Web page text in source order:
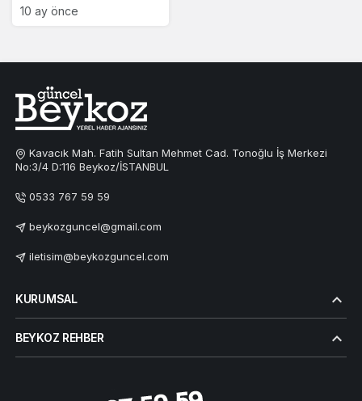
10 ay önce
Kavacık Mah. Fatih Sultan Mehmet Cad. Tonoğlu İş Merkezi
No:3/4 D:116 Beykoz/İSTANBUL
0533 767 59 59
beykozguncel@gmail.com
iletisim@beykozguncel.com
KURUMSAL
BEYKOZ REHBER